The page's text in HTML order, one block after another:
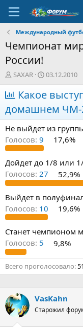
Международный
Чемпионат
России!
А
в
т
о
р
т
е
м
ы
SAXAR
Д
а
т
а
н
а
ч
03.12.2010
Какое
домашнем ЧМ-
Не выйдет из
Голосов: 9 17,6%
Дойдет до 1/8 или
Голосов: 27 52,9%
Выйдет в
Голосов: 10 19,6%
Станет чемпионом
Голосов: 5 9,8%
Всего проголосовало 51
VasKahn
Старожил